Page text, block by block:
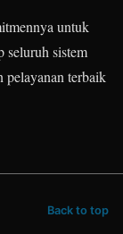
untuk
seluruh sistem
pelayanan terbaik
Back to top